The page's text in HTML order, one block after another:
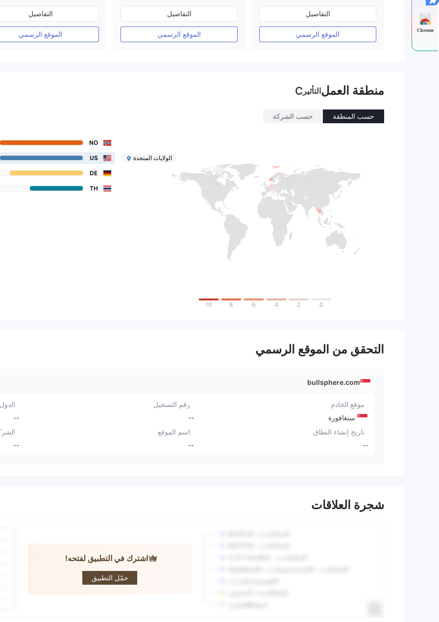
منظمة في أستراليا
صناعة السوق (MM)
رخصة كاملة ميتاتريدر ٤
التفاصيل
الموقع الرسمي
منظمة في أستراليا
صناعة السوق (MM)
رخصة كاملة ميتاتريدر ٤
التفاصيل
الموقع الرسمي
منظمة في أستراليا
صناعة السوق (MM)
رخصة كاملة ميتاتريدر ٤
التفاصيل
الموقع الرسمي
منطقة العملالتأثير C
حسب المنطقة حسب الشركة
0
2
4
6
8
10
NO
الولايات المتحدة US
DE
TH
التحقق من الموقع الرسمي
bullsphere.com
موقع الخادم
سنغافورة
رقم التسجيل
--
--
تاريخ إنشاء النطاق
--
اسم الموقع
--
--
شجرة العلاقات
اشترك في التطبيق لفتحه!
حمّل التطبيق
Bull Sphere
Chrome